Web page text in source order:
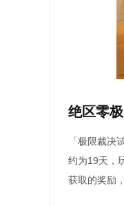
绝区零
「极限裁
约为19天，
获取的奖励